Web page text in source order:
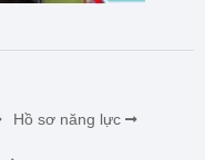
Hồ sơ năng lực